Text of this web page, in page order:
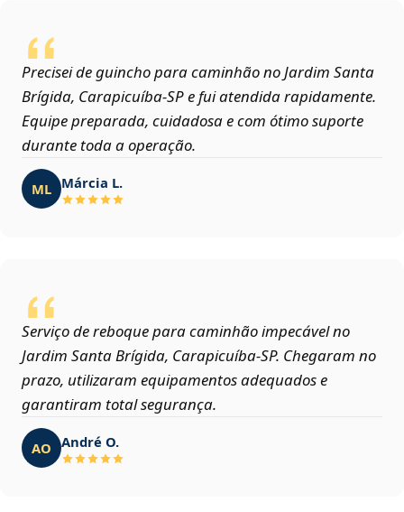
Precisei de guincho para caminhão no Jardim Santa
Brígida, Carapicuíba‑SP e fui atendida rapidamente.
Equipe preparada, cuidadosa e com ótimo suporte
durante toda a operação.
ML Márcia L.
Serviço de reboque para caminhão impecável no
Jardim Santa Brígida, Carapicuíba‑SP. Chegaram no
prazo, utilizaram equipamentos adequados e
garantiram total segurança.
AO André O.